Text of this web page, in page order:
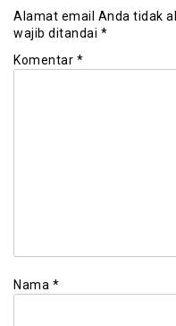
Alamat email Anda tidak
wajib ditandai *
Komentar *
Nama *